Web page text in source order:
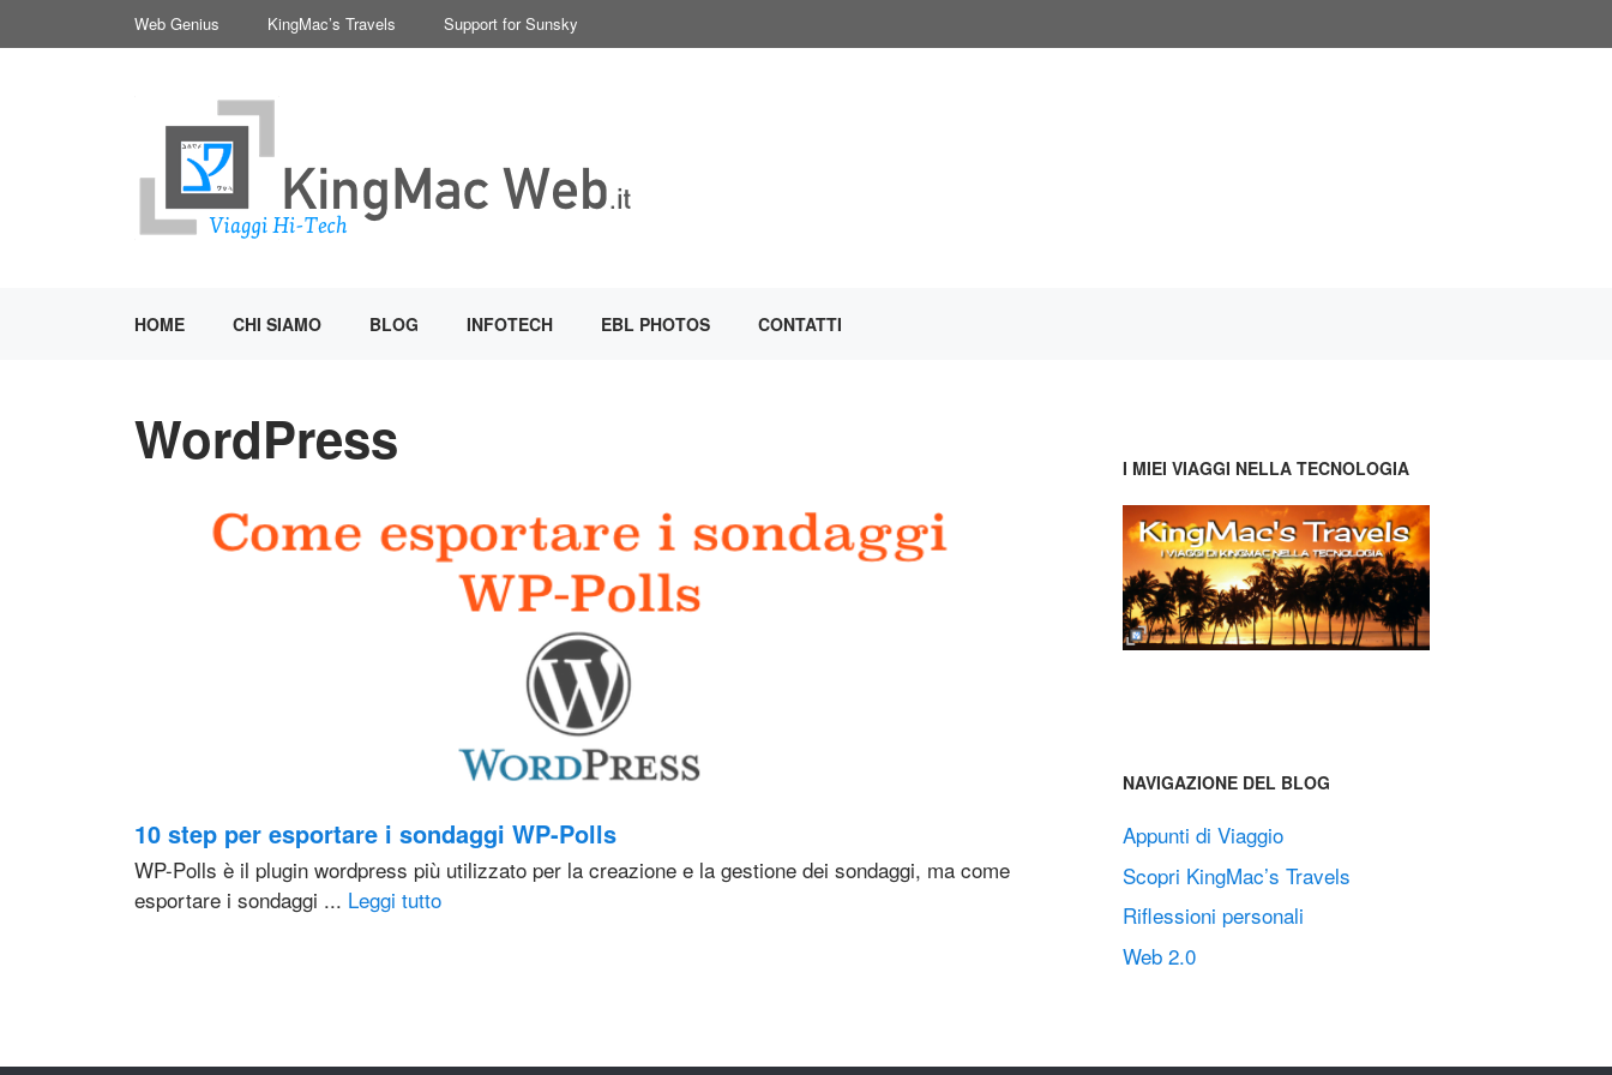
al
Web Genius KingMac’s Travels Support for Sunsky
HOME CHI SIAMO BLOG INFOTECH EBL PHOTOS CONTATTI
WordPress
10 step per esportare i sondaggi WP-Polls
WP-Polls è il plugin wordpress più utilizzato per la creazione e la gestione dei sondaggi, ma come
esportare i sondaggi ... Leggi tutto
I MIEI VIAGGI NELLA TECNOLOGIA
NAVIGAZIONE DEL BLOG
Appunti di Viaggio
Scopri KingMac’s Travels
Riflessioni personali
Web 2.0